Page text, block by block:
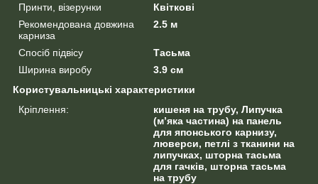
Принти, візерунки
Квіткові
Рекомендована довжина
карниза
2.5 м
Спосіб підвісу
Тасьма
Ширина виробу
3.9 см
Користувальницькі характеристики
Кріплення:
кишеня на трубу, Липучка
(м’яка частина) на панель
для японського карнизу,
люверси, петлі з тканини на
липучках, шторна тасьма
для гачків, шторна тасьма
на трубу